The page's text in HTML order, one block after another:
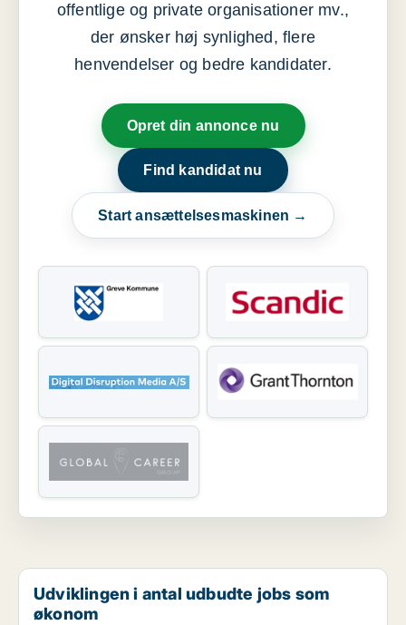
offentlige og private organisationer mv.,
der ønsker høj synlighed, flere
henvendelser og bedre kandidater.
Opret din annonce nu
Find kandidat nu
Start ansættelsesmaskinen →
Udviklingen i antal udbudte jobs som
økonom